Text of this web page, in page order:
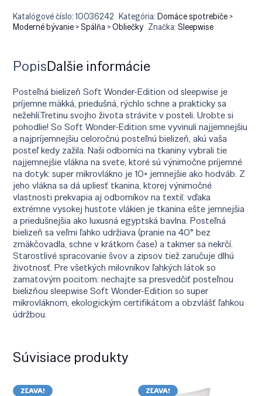
Katalógové číslo:10036242 Kategória:Domáce spotrebiče >
Moderné bývanie > Spálňa > Obliečky Značka:Sleepwise
PopisĎalšie informácie
Posteľná bielizeň Soft Wonder-Edition od sleepwise je
príjemne mäkká, priedušná, rýchlo schne a prakticky sa
nežehlí.Tretinu svojho života strávite v posteli. Urobte si
pohodlie! So Soft Wonder-Edition sme vyvinuli najjemnejšiu
a najpríjemnejšiu celoročnú posteľnú bielizeň, akú vaša
posteľ kedy zažila. Naši odborníci na tkaniny vybrali tie
najjemnejšie vlákna na svete, ktoré sú výnimočne príjemné
na dotyk: super mikrovlákno je 10× jemnejšie ako hodváb. Z
jeho vlákna sa dá upliesť tkanina, ktorej výnimočné
vlastnosti prekvapia aj odborníkov na textil: vďaka
extrémne vysokej hustote vlákien je tkanina ešte jemnejšia
a priedušnejšia ako luxusná egyptská bavlna. Posteľná
bielizeň sa veľmi ľahko udržiava (pranie na 40° bez
zmäkčovadla, schne v krátkom čase) a takmer sa nekrčí.
Starostlivé spracovanie švov a zipsov tiež zaručuje dlhú
životnosť. Pre všetkých milovníkov ľahkých látok so
zamatovým pocitom: nechajte sa presvedčiť posteľnou
bielizňou sleepwise Soft Wonder-Edition so super
mikrovláknom, ekologickým certifikátom a obzvlášť ľahkou
údržbou.
Súvisiace produkty
ZĽAVA! ZĽAVA!